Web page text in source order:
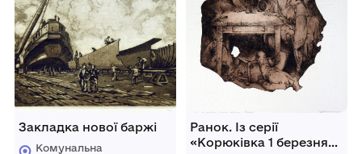
Закладка нової баржі
Комунальна
Ранок. Із серії
«Корюківка 1 березня